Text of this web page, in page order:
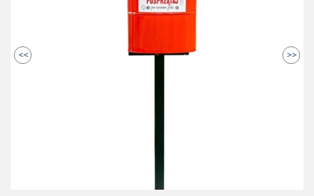
<< >>